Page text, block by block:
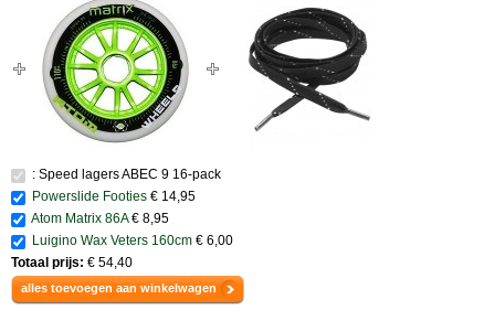
: Speed lagers ABEC 9 16-pack
Powerslide Footies € 14,95
Atom Matrix 86A € 8,95
Luigino Wax Veters 160cm € 6,00
Totaal prijs: € 54,40
alles toevoegen aan winkelwagen